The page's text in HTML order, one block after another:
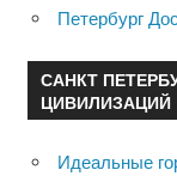
Петербург
САНКТ
ЦИВИЛИЗАЦИЙ
Идеальные